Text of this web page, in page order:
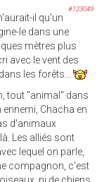
#123049
il qu'un
le dans une
mètres plus
avec le vent des
les forêts...
tout "animal" dans
ennemi, Chacha en
d'animaux
Les alliés sont
lequel on parle,
compagnon, c'est